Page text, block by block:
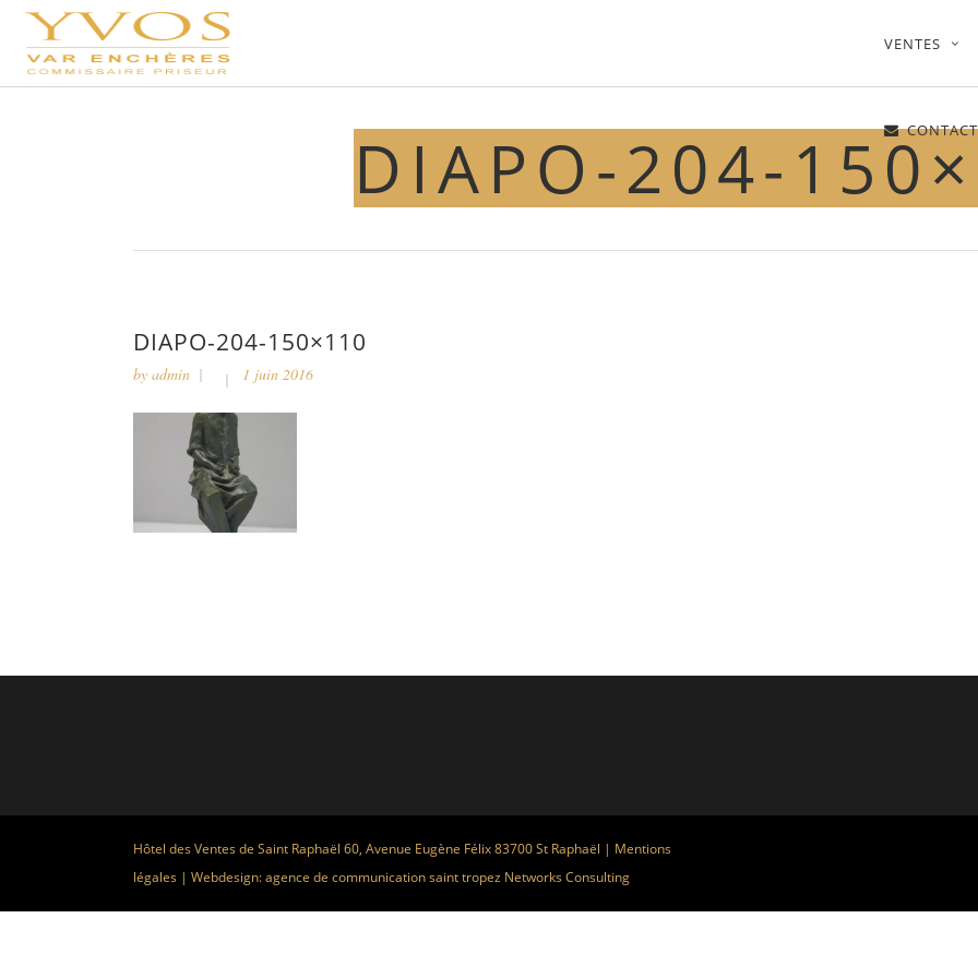
VENTES
CONTACT
DIAPO-204-
DIAPO-204-150×110
by admin 1 juin 2016
Hôtel des Ventes de Saint Raphaël 60, Avenue Eugène Félix 83700 St Raphaël | Mentions
légales | Webdesign:agence de communication saint tropez Networks Consulting